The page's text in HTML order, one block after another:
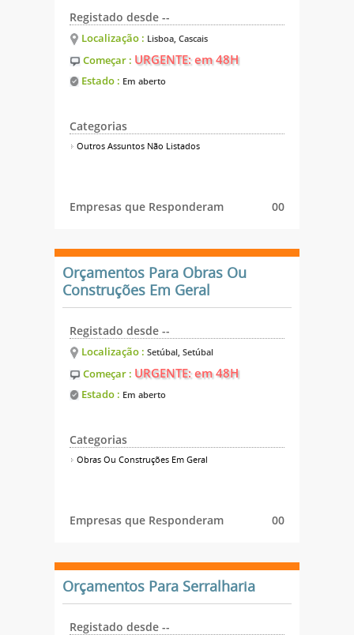
Registado desde --
Localização : Lisboa, Cascais
Começar : URGENTE: em 48H
Estado : Em aberto
Categorias
Outros Assuntos Não Listados
Empresas que Responderam 00
Orçamentos Para Obras Ou
Construções Em Geral
Registado desde --
Localização : Setúbal, Setúbal
Começar : URGENTE: em 48H
Estado : Em aberto
Categorias
Obras Ou Construções Em Geral
Empresas que Responderam 00
Orçamentos Para Serralharia
Registado desde --